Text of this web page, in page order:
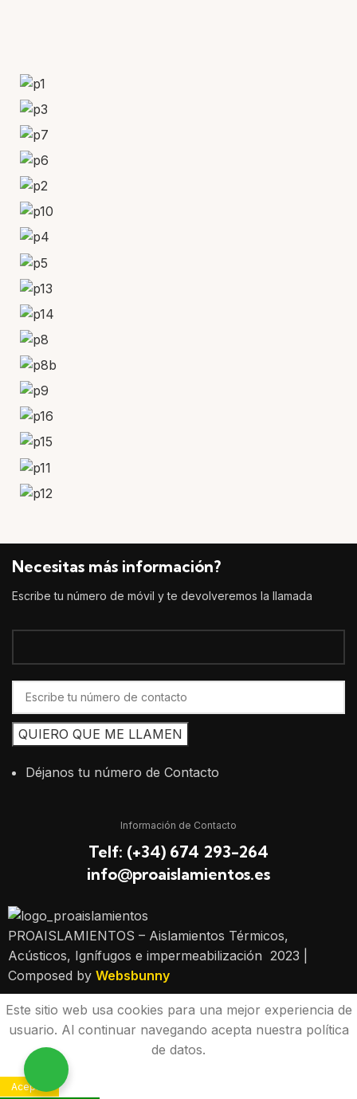
Necesitas más información?
Escribe tu número de móvil y te devolveremos la llamada
Déjanos tu número de Contacto
Información de Contacto
Telf: (+34) 674 293-264
info@proaislamientos.es
PROAISLAMIENTOS – Aislamientos Térmicos,
Acústicos, Ignífugos e impermeabilización 2023 |
Composed byWebsbunny
Este sitio web usa cookies para una mejor experiencia de
usuario. Al continuar navegando acepta nuestra política
de datos.
Aceptar